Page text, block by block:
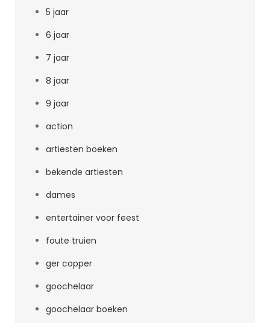
5 jaar
6 jaar
7 jaar
8 jaar
9 jaar
action
artiesten boeken
bekende artiesten
dames
entertainer voor feest
foute truien
ger copper
goochelaar
goochelaar boeken